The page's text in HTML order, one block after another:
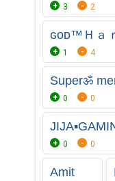
3 2
ɢᴏᴅ™Ｈａ
1 4
Superॐ
0 0
0 0
Amit